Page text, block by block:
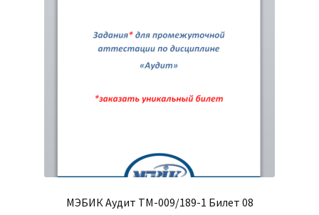
МЭБИК Аудит ТМ-009/189-1 Билет 08